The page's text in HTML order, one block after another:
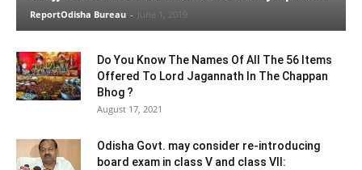
ReportOdisha Bureau - June 1, 2019
Do You Know The Names Of All The 56 Items
Offered To Lord Jagannath In The Chappan
Bhog ?
August 17, 2021
Odisha Govt. may consider re-introducing
board exam in class V and class VII: